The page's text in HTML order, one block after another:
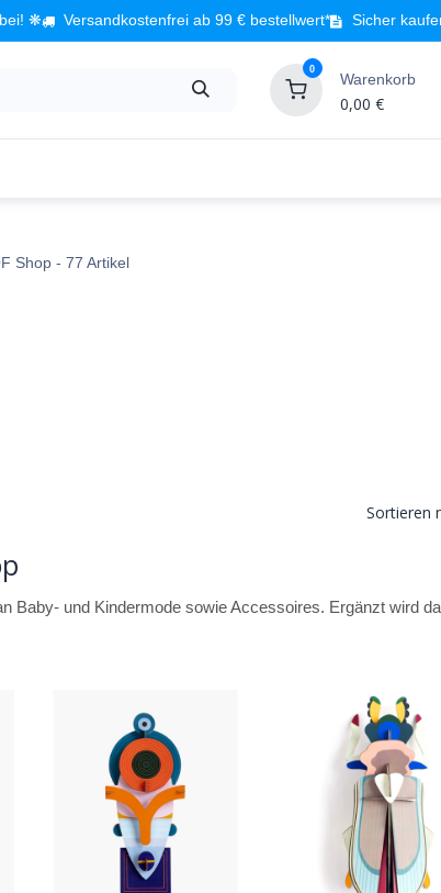
❋ Versandkostenfrei ab 99 € bestellwert* Sicher
0
Warenkorb
0,00 €
Shop- 77 Artikel
Sortieren
Baby- und Kindermode sowie Accessoires. Ergänzt wird